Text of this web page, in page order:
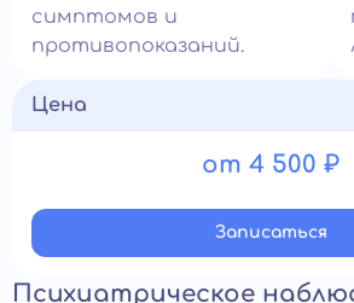
симптомов и
противопоказаний.
Цена
от 4 500 ₽
Записатьcя
Психиатрическое